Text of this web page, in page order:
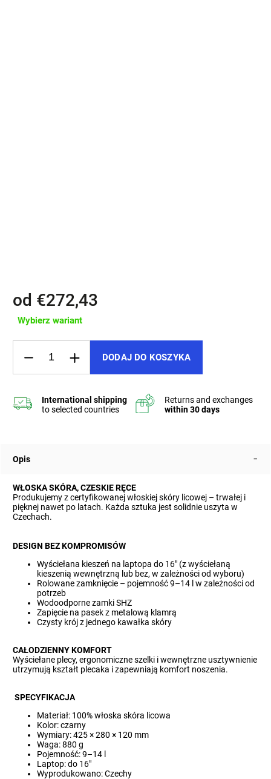
od €272,43
Wybierz wariant
DODAJ DO KOSZYKA
Opis
WŁOSKA SKÓRA, CZESKIE RĘCE
Produkujemy z certyfikowanej włoskiej skóry licowej – trwałej i
pięknej nawet po latach. Każda sztuka jest solidnie uszyta w
Czechach.
DESIGN BEZ KOMPROMISÓW
Wyściełana kieszeń na laptopa do 16" (z wyściełaną
kieszenią wewnętrzną lub bez, w zależności od wyboru)
Rolowane zamknięcie – pojemność 9–14 l w zależności od
potrzeb
Wodoodporne zamki SHZ
Zapięcie na pasek z metalową klamrą
Czysty krój z jednego kawałka skóry
CAŁODZIENNY KOMFORT
Wyściełane plecy, ergonomiczne szelki i wewnętrzne usztywnienie
utrzymują kształt plecaka i zapewniają komfort noszenia.
SPECYFIKACJA
Materiał: 100% włoska skóra licowa
Kolor: czarny
Wymiary: 425 × 280 × 120 mm
Waga: 880 g
Pojemność: 9–14 l
Laptop: do 16"
Wyprodukowano: Czechy